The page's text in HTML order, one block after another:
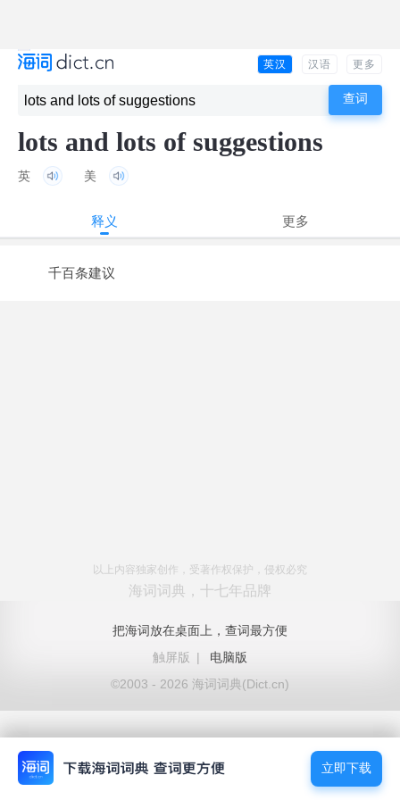
英汉 汉语 更多
lots and lots of suggestions
英 美
释义 更多
千百条建议
以上内容独家创作，受著作权保护，侵权必究
海词词典，十七年品牌
把海词放在桌面上，查词最方便
触屏版
|
电脑版
©2003 - 2026 海词词典(Dict.cn)
立即下载
立即下载